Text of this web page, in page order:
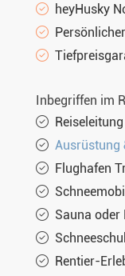
Mi.
Mi.
Mi.
Mi.
heyHusky
Inbegriffen im
Ausrüstung
Flughafen
Sauna oder
Rentier-